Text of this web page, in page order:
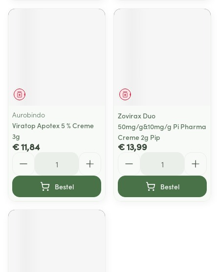
Geneesmiddel
Aurobindo
Viratop Apotex 5 % Creme
3g
€ 11,84
Bestel
Geneesmiddel
Zovirax Duo
50mg/g&10mg/g Pi Pharma
Creme 2g Pip
€ 13,99
Bestel